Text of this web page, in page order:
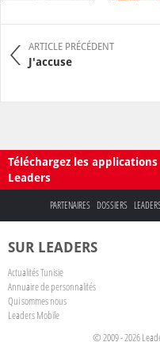
ARTICLE PRÉCÉDENT
J'accuse
Téléchargez les applications
Leaders
PARTENAIRES DOSSIERS
SUR LEADERS
Actualités Tunisie
Annuaire de personnalités
Qui sommes nous
Leaders Mobile
© 2009 - 2026